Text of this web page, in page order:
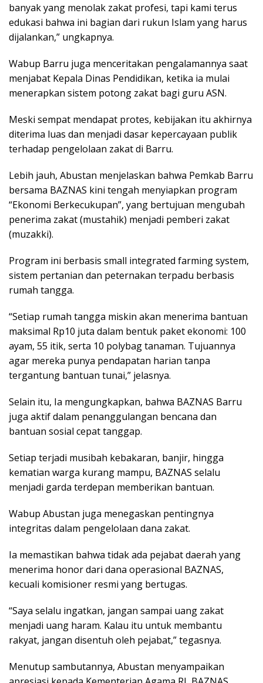
banyak yang menolak zakat profesi, tapi kami terus
edukasi bahwa ini bagian dari rukun Islam yang harus
dijalankan,” ungkapnya.
Wabup Barru juga menceritakan pengalamannya saat
menjabat Kepala Dinas Pendidikan, ketika ia mulai
menerapkan sistem potong zakat bagi guru ASN.
Meski sempat mendapat protes, kebijakan itu akhirnya
diterima luas dan menjadi dasar kepercayaan publik
terhadap pengelolaan zakat di Barru.
Lebih jauh, Abustan menjelaskan bahwa Pemkab Barru
bersama BAZNAS kini tengah menyiapkan program
“Ekonomi Berkecukupan”, yang bertujuan mengubah
penerima zakat (mustahik) menjadi pemberi zakat
(muzakki).
Program ini berbasis small integrated farming system,
sistem pertanian dan peternakan terpadu berbasis
rumah tangga.
“Setiap rumah tangga miskin akan menerima bantuan
maksimal Rp10 juta dalam bentuk paket ekonomi: 100
ayam, 55 itik, serta 10 polybag tanaman. Tujuannya
agar mereka punya pendapatan harian tanpa
tergantung bantuan tunai,” jelasnya.
Selain itu, Ia mengungkapkan, bahwa BAZNAS Barru
juga aktif dalam penanggulangan bencana dan
bantuan sosial cepat tanggap.
Setiap terjadi musibah kebakaran, banjir, hingga
kematian warga kurang mampu, BAZNAS selalu
menjadi garda terdepan memberikan bantuan.
Wabup Abustan juga menegaskan pentingnya
integritas dalam pengelolaan dana zakat.
Ia memastikan bahwa tidak ada pejabat daerah yang
menerima honor dari dana operasional BAZNAS,
kecuali komisioner resmi yang bertugas.
“Saya selalu ingatkan, jangan sampai uang zakat
menjadi uang haram. Kalau itu untuk membantu
rakyat, jangan disentuh oleh pejabat,” tegasnya.
Menutup sambutannya, Abustan menyampaikan